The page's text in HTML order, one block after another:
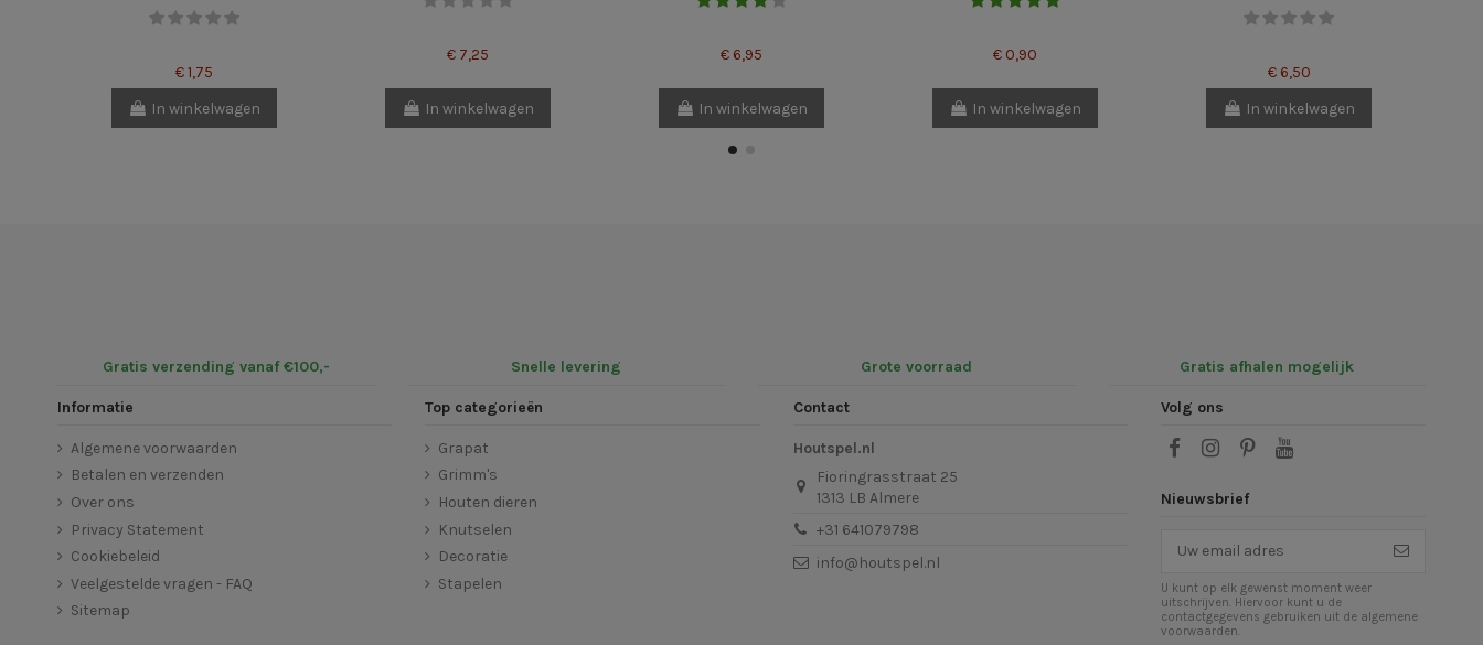
€ 1,75
In winkelwagen
€ 7,25
In winkelwagen
€ 6,95
In winkelwagen
€ 0,90
In winkelwagen
€ 6,50
In winkelwagen
Gratis verzending vanaf €100,- Snelle levering Grote voorraad Gratis afhalen mogelijk
Informatie
Algemene voorwaarden
Betalen en verzenden
Over ons
Privacy Statement
Cookiebeleid
Veelgestelde vragen - FAQ
Sitemap
Top categorieën
Grapat
Grimm's
Houten dieren
Knutselen
Decoratie
Stapelen
Contact
Houtspel.nl
Fioringrasstraat 25
1313 LB Almere
+31 641079798
info@houtspel.nl
Volg ons
Nieuwsbrief
U kunt op elk gewenst moment weer
uitschrijven. Hiervoor kunt u de
contactgegevens gebruiken uit de algemene
voorwaarden.